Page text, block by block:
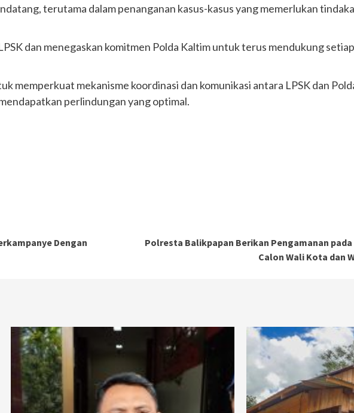
terutama dalam penanganan kasus-kasus yang memerlukan
dan menegaskan komitmen Polda Kaltim untuk terus mendukung
memperkuat mekanisme koordinasi dan komunikasi antara LPSK dan
perlindungan yang optimal.
Dengan
Polresta Balikpapan Berikan Pengamanan
Calon Wali Kota dan